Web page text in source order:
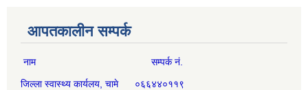
आपतकालीन सम्पर्क
नाम सम्पर्क नं.
जिल्ला स्वास्थ्य कार्यलय, चामे ०६६४४०११९